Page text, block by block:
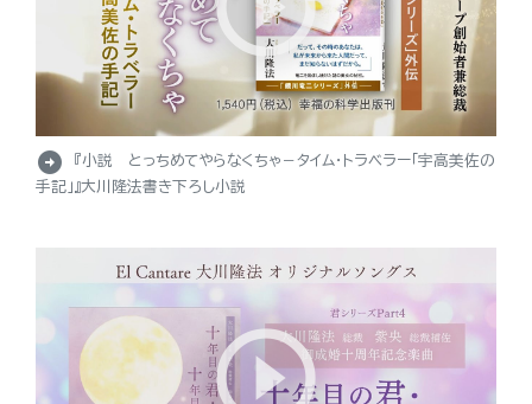
arrow_circle_right
『小説 とっちめてやらなくちゃ－タイム・トラベラー「宇高美佐の
手記」』大川隆法書き下ろし小説